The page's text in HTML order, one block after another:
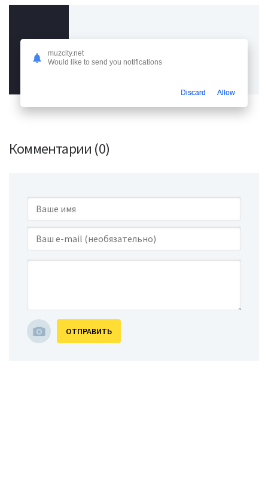
Узбекские и казахские песни, 25.08.25
Комментарии (0)
ОТПРАВИТЬ
muzcity.net
Would like to send you notifications
Discard Allow